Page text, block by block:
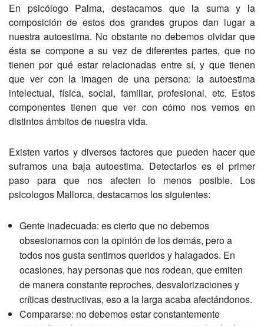
En psicólogo Palma, destacamos que la suma y la
composición de estos dos grandes grupos dan lugar a
nuestra autoestima. No obstante no debemos olvidar que
ésta se compone a su vez de diferentes partes, que no
tienen por qué estar relacionadas entre sí, y que tienen
que ver con la imagen de una persona: la autoestima
intelectual, física, social, familiar, profesional, etc. Estos
componentes tienen que ver con cómo nos vemos en
distintos ámbitos de nuestra vida.
Existen varios y diversos factores que pueden hacer que
suframos una baja autoestima. Detectarlos es el primer
paso para que nos afecten lo menos posible. Los
psicologos Mallorca, destacamos los siguientes:
Gente inadecuada: es cierto que no debemos
obsesionarnos con la opinión de los demás, pero a
todos nos gusta sentirnos queridos y halagados. En
ocasiones, hay personas que nos rodean, que emiten
de manera constante reproches, desvalorizaciones y
críticas destructivas, eso a la larga acaba afectándonos.
Compararse: no debemos estar constantemente